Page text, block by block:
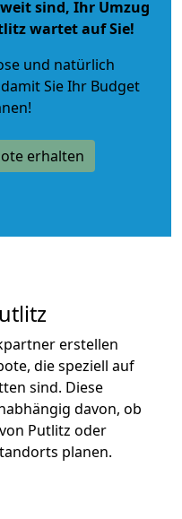
sind, Ihr Umzug
wartet auf Sie!
und natürlich
Sie Ihr Budget
erhalten
erstellen
die speziell auf
sind. Diese
davon, ob
Putlitz oder
planen.